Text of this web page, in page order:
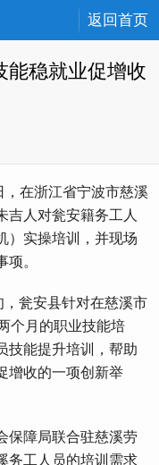
返回首页
能稳就业促增收
在浙江省宁波市慈溪
吉人对瓮安籍务工人
）实操培训，并现场
。
瓮安县针对在慈溪市
个月的职业技能培
技能提升培训，帮助
增收的一项创新举
障局联合驻慈溪劳
务工人员的培训需求